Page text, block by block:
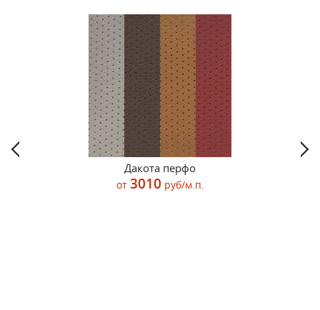
Дакота перфо
от 3010 руб/м.п.